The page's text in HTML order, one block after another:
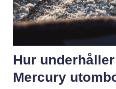
Hur
Mercury